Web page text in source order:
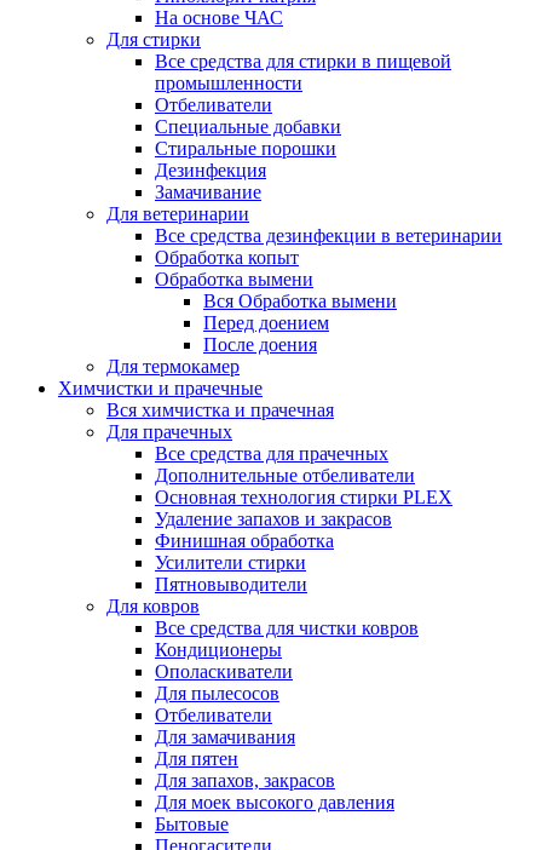
На основе ЧАС
Для стирки
Все средства для стирки в пищевой
промышленности
Отбеливатели
Специальные добавки
Стиральные порошки
Дезинфекция
Замачивание
Для ветеринарии
Все средства дезинфекции в ветеринарии
Обработка копыт
Обработка вымени
Вся Обработка вымени
Перед доением
После доения
Для термокамер
Химчистки и прачечные
Вся химчистка и прачечная
Для прачечных
Все средства для прачечных
Дополнительные отбеливатели
Основная технология стирки PLEX
Удаление запахов и закрасов
Финишная обработка
Усилители стирки
Пятновыводители
Для ковров
Все средства для чистки ковров
Кондиционеры
Ополаскиватели
Для пылесосов
Отбеливатели
Для замачивания
Для пятен
Для запахов, закрасов
Для моек высокого давления
Бытовые
Пеногасители